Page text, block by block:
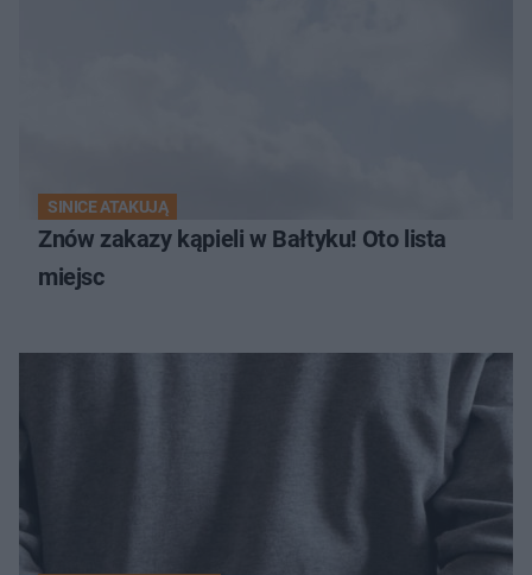
SINICE ATAKUJĄ
Znów zakazy kąpieli w Bałtyku! Oto lista
miejsc